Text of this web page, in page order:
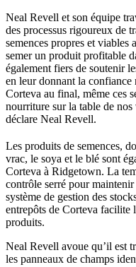
Neal Revell et son équipe
des processus rigoureux de
semences propres et viables
semer un produit profitable
également fiers de soutenir
en leur donnant la confiance
Corteva au final, même ces
nourriture sur la table de
déclare Neal Revell.
Les produits de semences,
vrac, le soya et le blé sont
Corteva à Ridgetown. La
contrôle serré pour
système de gestion des
entrepôts de Corteva facilite
produits.
Neal Revell avoue qu’il est
les panneaux de champs